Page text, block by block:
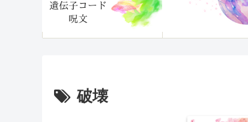
破壊